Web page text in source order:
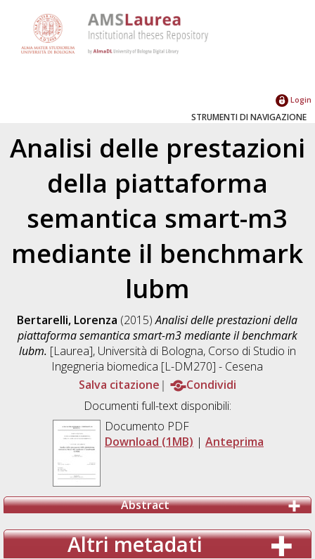
Login
STRUMENTI DI NAVIGAZIONE
Analisi delle prestazioni
della piattaforma
semantica smart-m3
mediante il benchmark
lubm
Bertarelli, Lorenza (2015)Analisi delle prestazioni della
piattaforma semantica smart-m3 mediante il benchmark
lubm. [Laurea], Università di Bologna, Corso di Studio in
Ingegneria biomedica [L-DM270] - Cesena
Salva citazione
Condividi
Documenti full-text disponibili:
Documento PDF
Download (1MB) | Anteprima
Abstract
Altri metadati